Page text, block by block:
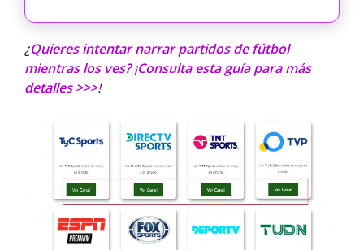
¿Quieres intentar narrar partidos de fútbol
mientras los ves? ¡Consulta esta guía para más
detalles >>>!